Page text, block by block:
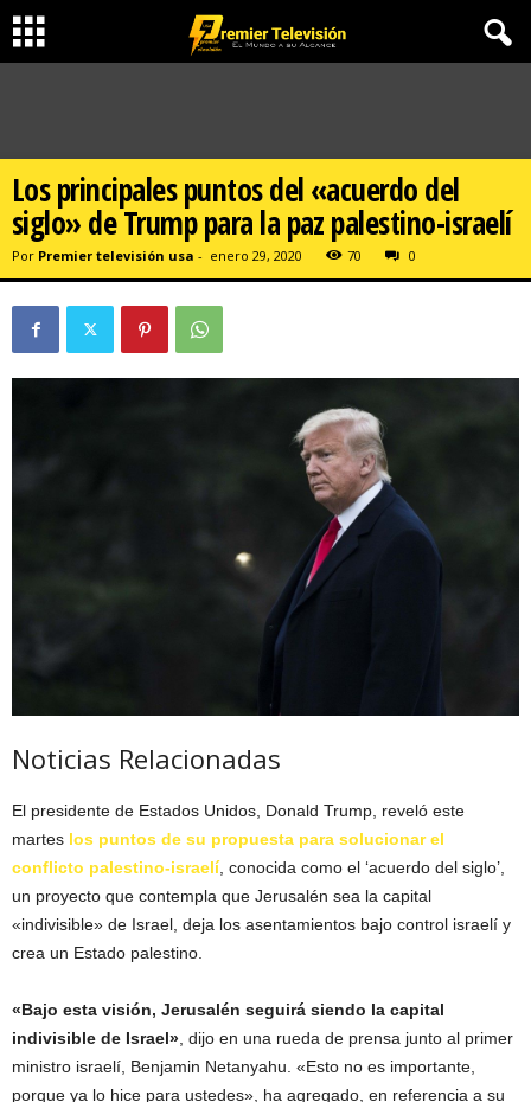
Los principales puntos del «acuerdo del
siglo» de Trump para la paz palestino-israelí
Por Premier televisión usa - enero 29, 2020 70 0
Noticias Relacionadas
El presidente de Estados Unidos, Donald Trump, reveló este
martes los puntos de su propuesta para solucionar el
conflicto palestino-israelí, conocida como el ‘acuerdo del siglo’,
un proyecto que contempla que Jerusalén sea la capital
«indivisible» de Israel, deja los asentamientos bajo control israelí y
crea un Estado palestino.
«Bajo esta visión, Jerusalén seguirá siendo la capital
indivisible de Israel» , dijo en una rueda de prensa junto al primer
ministro israelí, Benjamin Netanyahu. «Esto no es importante,
porque ya lo hice para ustedes», ha agregado, en referencia a su